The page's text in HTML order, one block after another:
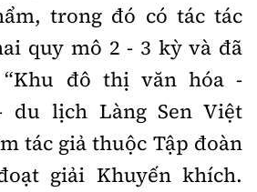
trong đó có tác tác
quy mô 2 - 3 kỳ và đã
đô thị văn hóa -
du lịch Làng Sen Việt
tác giả thuộc Tập đoàn
giải Khuyến khích.